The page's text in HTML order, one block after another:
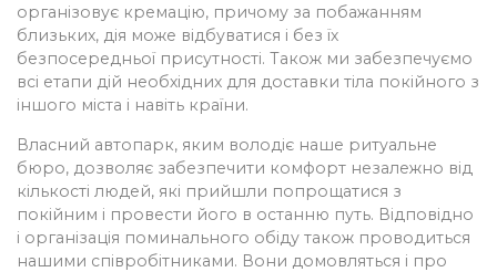
організовує кремацію, причому за побажанням
близьких, дія може відбуватися і без їх
безпосередньої присутності. Також ми забезпечуємо
всі етапи дій необхідних для доставки тіла покійного з
іншого міста і навіть країни.
Власний автопарк, яким володіє наше ритуальне
бюро, дозволяє забезпечити комфорт незалежно від
кількості людей, які прийшли попрощатися з
покійним і провести його в останню путь. Відповідно
і організація поминального обіду також проводиться
нашими співробітниками. Вони домовляться і про